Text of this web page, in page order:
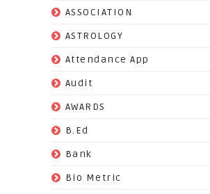
ASSOCIATION
ASTROLOGY
Attendance App
Audit
AWARDS
B.Ed
Bank
Bio Metric